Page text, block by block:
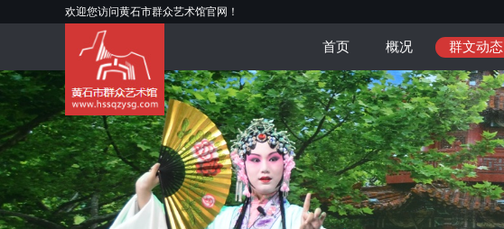
欢迎您访问黄石市群众艺术馆官网！
首页 概况 群文动态